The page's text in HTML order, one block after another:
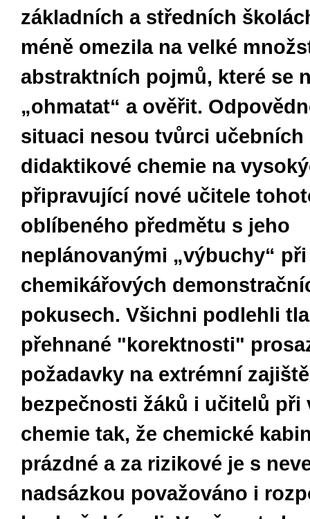
základních a středních
méně omezila na velké
abstraktních pojmů, které se
„ohmatat“ a ověřit.
situaci nesou tvůrci učebních
didaktikové chemie na
připravující nové učitele
oblíbeného předmětu s jeho
neplánovanými „výbuchy“ při
chemikářových
pokusech. Všichni podlehli
přehnané "korektnosti"
požadavky na extrémní
bezpečnosti žáků i učitelů při
chemie tak, že chemické
prázdné a za rizikové je s
nadsázkou považováno i